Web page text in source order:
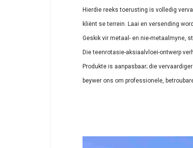
Hierdie reeks toerusting is volledig
kliënt se terrein. Laai en versending
Geskik vir metaal- en nie-metaalmyne,
Die teenrotasie-aksiaalvloei-ontwerp
Produkte is aanpasbaar; die
beywer ons om professionele,